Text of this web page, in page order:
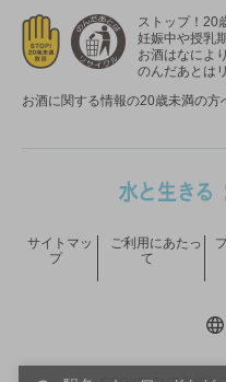
ストップ！20
妊娠中や授乳
お酒はなによ
のんだあとは
お酒に関する情報の20歳未満の方
サイトマッ
プ
ご利用にあたっ
て